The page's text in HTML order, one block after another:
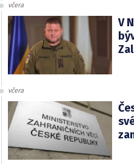
včera
V
včera